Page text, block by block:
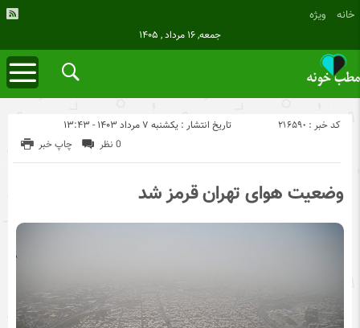
خانه ویژه
جمعه, ۱۶ مرداد , ۱۴۰۵
تاریخ انتشار : یکشنبه ۷ مرداد ۱۴۰۳ - ۱۳:۴۳ کد خبر : 216590
چاپ خبر 0 نظر
وضعیت هوای تهران قرمز شد